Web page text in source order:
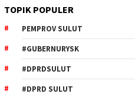
TOPIK POPULER
PEMPROV SULUT
#GUBERNURYSK
#DPRDSULUT
#DPRD SULUT